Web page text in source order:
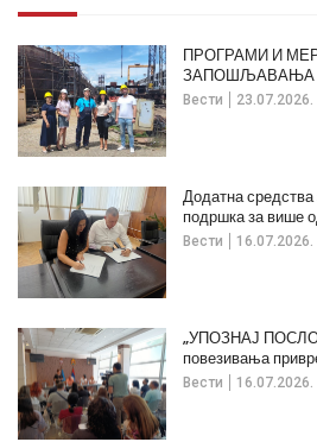
Вести 23.07.2026.
ПРОГРАМИ И
ЗАПОШЉАВАЊА
Вести 16.07.2026.
Додатна
подршка за више
Вести 16.07.2026.
„УПОЗНАЈ
повезивања